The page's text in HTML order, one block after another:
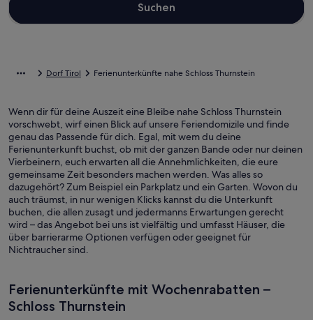
Suchen
Dorf Tirol Ferienunterkünfte nahe Schloss Thurnstein
Wenn dir für deine Auszeit eine Bleibe nahe Schloss Thurnstein
vorschwebt, wirf einen Blick auf unsere Feriendomizile und finde
genau das Passende für dich. Egal, mit wem du deine
Ferienunterkunft buchst, ob mit der ganzen Bande oder nur deinen
Vierbeinern, euch erwarten all die Annehmlichkeiten, die eure
gemeinsame Zeit besonders machen werden. Was alles so
dazugehört? Zum Beispiel ein Parkplatz und ein Garten. Wovon du
auch träumst, in nur wenigen Klicks kannst du die Unterkunft
buchen, die allen zusagt und jedermanns Erwartungen gerecht
wird – das Angebot bei uns ist vielfältig und umfasst Häuser, die
über barrierarme Optionen verfügen oder geeignet für
Nichtraucher sind.
Ferienunterkünfte mit Wochenrabatten –
Schloss Thurnstein